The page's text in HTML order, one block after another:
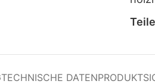
TECHNISCHE DATEN